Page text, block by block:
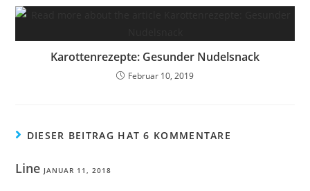
Karottenrezepte: Gesunder Nudelsnack
Februar 10, 2019
DIESER BEITRAG HAT 6 KOMMENTARE
Line JANUAR 11, 2018